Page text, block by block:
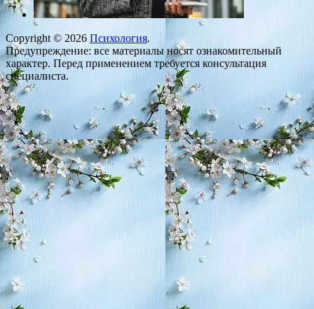
Copyright © 2026 Психология.
Предупреждение: все материалы носят ознакомительный
характер. Перед применением требуется консультация
специалиста.